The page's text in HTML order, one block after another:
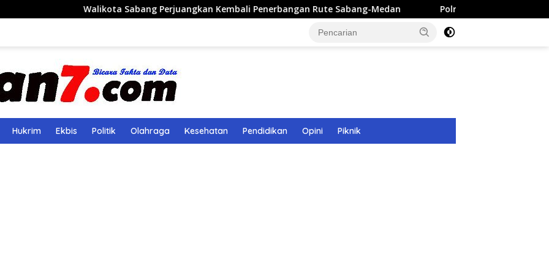
Walikota Sabang Perjuangkan Kembali Penerbangan Rute Sabang-Medan Polri Bangun 40 Titik Sumur Bor untuk
Hukrim Ekbis Politik Olahraga Kesehatan Pendidikan Opini Piknik